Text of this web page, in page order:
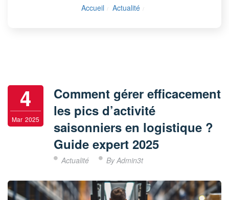
Accueil Actualité
4
Mar 2025
Comment gérer efficacement
les pics d’activité
saisonniers en logistique ?
Guide expert 2025
Actualité By Admin3t